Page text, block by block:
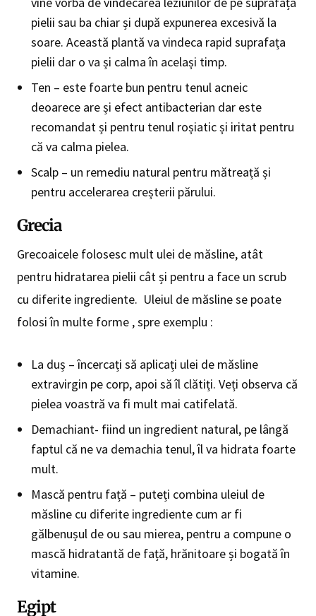
pielii sau ba chiar și după expunerea excesivă la
soare. Această plantă va vindeca rapid suprafața
pielii dar o va și calma în același timp.
Ten – este foarte bun pentru tenul acneic
deoarece are și efect antibacterian dar este
recomandat și pentru tenul roșiatic și iritat pentru
că va calma pielea.
Scalp – un remediu natural pentru mătreață și
pentru accelerarea creșterii părului.
Grecia
Grecoaicele folosesc mult ulei de măsline, atât
pentru hidratarea pielii cât și pentru a face un scrub
cu diferite ingrediente. Uleiul de măsline se poate
folosi în multe forme , spre exemplu :
La duș – încercați să aplicați ulei de măsline
extravirgin pe corp, apoi să îl clătiți. Veți observa că
pielea voastră va fi mult mai catifelată.
Demachiant- fiind un ingredient natural, pe lângă
faptul că ne va demachia tenul, îl va hidrata foarte
mult.
Mască pentru față – puteți combina uleiul de
măsline cu diferite ingrediente cum ar fi
gălbenușul de ou sau mierea, pentru a compune o
mască hidratantă de față, hrănitoare și bogată în
vitamine.
Egipt